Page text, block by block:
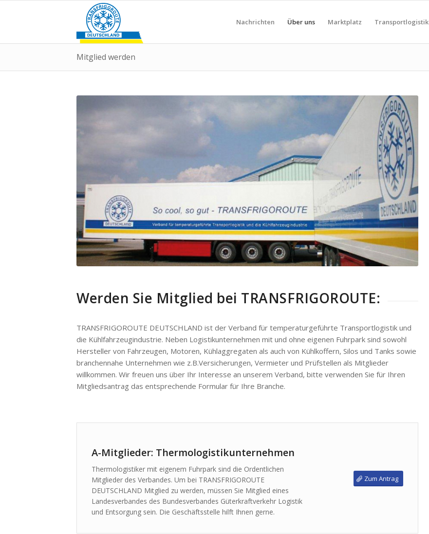
Nachrichten Über uns Marktplatz Transportlogistik
Mitglied werden
Werden Sie Mitglied bei TRANSFRIGOROUTE:
TRANSFRIGOROUTE DEUTSCHLAND ist der Verband für temperaturgeführte Transportlogistik und
die Kühlfahrzeugindustrie. Neben Logistikunternehmen mit und ohne eigenen Fuhrpark sind sowohl
Hersteller von Fahrzeugen, Motoren, Kühlaggregaten als auch von Kühlkoffern, Silos und Tanks sowie
branchennahe Unternehmen wie z.B.Versicherungen, Vermieter und Prüfstellen als Mitglieder
willkommen. Wir freuen uns über Ihr Interesse an unserem Verband, bitte verwenden Sie für Ihren
Mitgliedsantrag das entsprechende Formular für Ihre Branche.
A-Mitglieder: Thermologistikunternehmen
Thermologistiker mit eigenem Fuhrpark sind die Ordentlichen
Mitglieder des Verbandes. Um bei TRANSFRIGOROUTE
DEUTSCHLAND Mitglied zu werden, müssen Sie Mitglied eines
Landesverbandes des Bundesverbandes Güterkraftverkehr Logistik
und Entsorgung sein. Die Geschäftsstelle hilft Ihnen gerne.
Zum Antrag